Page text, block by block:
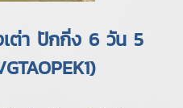
เต่า ปักกิ่ง 6 วัน 5